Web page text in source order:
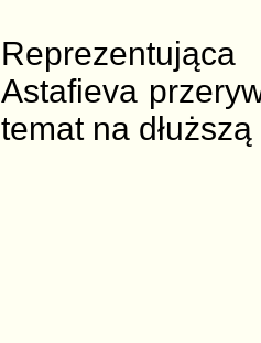
Astafieva
temat na